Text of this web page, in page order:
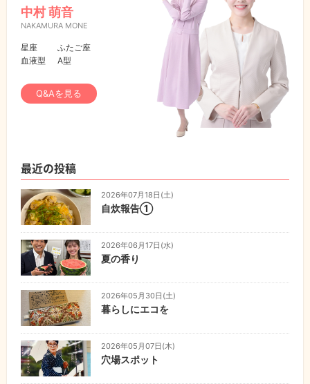
中村 萌音
NAKAMURA MONE
星座
ふたご座
血液型
A型
Q&Aを見る
最近の投稿
2026年07月18日(土)
自炊報告①
2026年06月17日(水)
夏の香り
2026年05月30日(土)
暮らしにエコを
2026年05月07日(木)
穴場スポット